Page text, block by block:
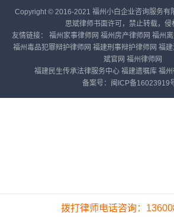
Copyright © 2016-2021 福州小白企业咨询服务有
思斌律师书面许可，禁止转载，侵
友情链接： 福州家事律师网 福州房产律师网 福州
福州毒品犯罪辩护律师网 福建刑事辩护律师网 福建
斌官网 福州律师网
福建民生传承法律服务中心 福建遗嘱库 福州
备案号：
闽ICP备16023919
拨打律师电话咨询：